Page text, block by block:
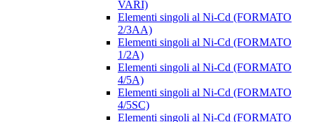
VARI)
Elementi singoli al Ni-Cd (FORMATO
2/3AA)
Elementi singoli al Ni-Cd (FORMATO
1/2A)
Elementi singoli al Ni-Cd (FORMATO
4/5A)
Elementi singoli al Ni-Cd (FORMATO
4/5SC)
Elementi singoli al Ni-Cd (FORMATO